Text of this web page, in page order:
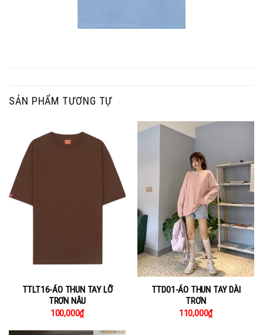
SẢN PHẨM TƯƠNG TỰ
TTLT16-ÁO THUN TAY LỠ
TRƠN NÂU
100,000₫
TTD01-ÁO THUN TAY DÀI
TRƠN
110,000₫